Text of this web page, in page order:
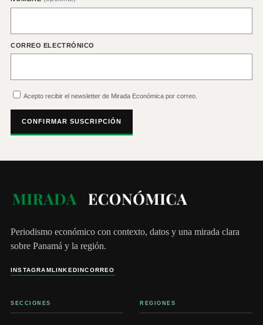
CORREO ELECTRÓNICO
Acepto recibir el newsletter de Mirada Económica por correo.
CONFIRMAR SUSCRIPCIÓN
Periodismo económico con contexto, datos y una mirada clara
sobre Panamá y la región.
INSTAGRAMLINKEDINCORREO
SECCIONES REGIONES